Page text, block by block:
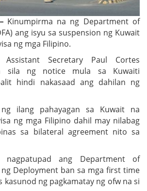
Kinumpirma na ng Department of
ang isyu sa suspension ng Kuwait
ng mga Filipino.
Secretary Paul Cortes
sila ng notice mula sa Kuwaiti
hindi nakasaad ang dahilan ng
ilang pahayagan sa Kuwait na
ng mga Filipino dahil may nilabag
sa bilateral agreement nito sa
nagpatupad ang Department of
Deployment ban sa mga first time
kasunod ng pagkamatay ng ofw na si